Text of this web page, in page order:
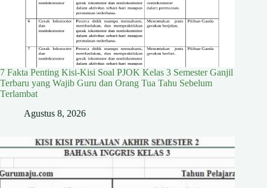
7 Fakta Penting Kisi-Kisi Soal PJOK Kelas 3 Semester Ganjil
Terbaru yang Wajib Guru dan Orang Tua Tahu Sebelum
Terlambat
Agustus 8, 2026